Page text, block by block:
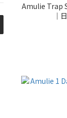
Amulie Trap
｜